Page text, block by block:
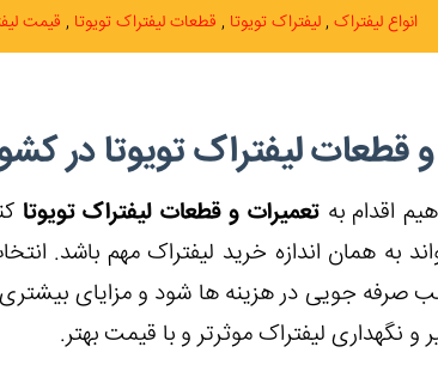
انواع لیفتراک لیفتراک تویوتا قطعات لیفتراک تویوتا قیمت
قطعات لیفتراک تویوتا در
اقدام به تعمیرات و قطعات لیفتراک تویوتا
به همان اندازه خرید لیفتراک مهم باشد.
صرفه جویی در هزینه ها شود و مزایای بیشتری
نگهداری لیفتراک موثرتر و با قیمت بهتر.